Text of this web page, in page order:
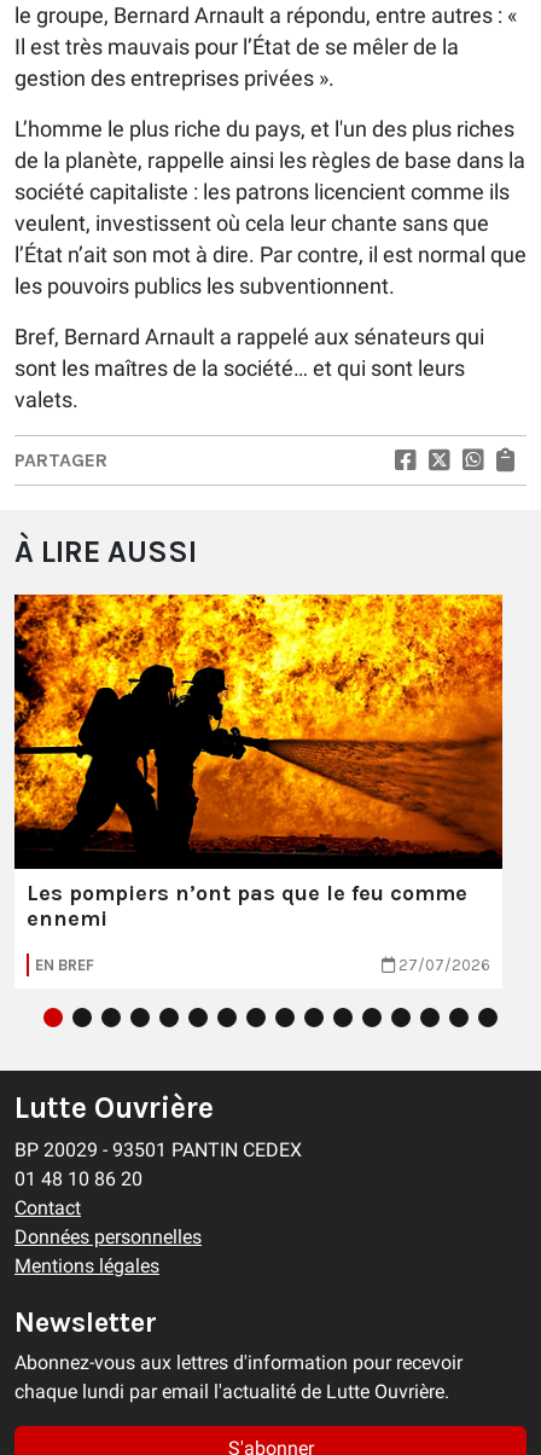
le groupe, Bernard Arnault a répondu, entre autres : «
Il est très mauvais pour l’État de se mêler de la
gestion des entreprises privées ».
L’homme le plus riche du pays, et l'un des plus riches
de la planète, rappelle ainsi les règles de base dans la
société capitaliste : les patrons licencient comme ils
veulent, investissent où cela leur chante sans que
l’État n’ait son mot à dire. Par contre, il est normal que
les pouvoirs publics les subventionnent.
Bref, Bernard Arnault a rappelé aux sénateurs qui
sont les maîtres de la société… et qui sont leurs
valets.
PARTAGER
À LIRE AUSSI
Les pompiers n’ont pas que le feu comme
ennemi
EN BREF 27/07/2026
Lutte Ouvrière
BP 20029 - 93501 PANTIN CEDEX
01 48 10 86 20
Contact
Données personnelles
Mentions légales
Newsletter
Abonnez-vous aux lettres d'information pour recevoir
chaque lundi par email l'actualité de Lutte Ouvrière.
S'abonner